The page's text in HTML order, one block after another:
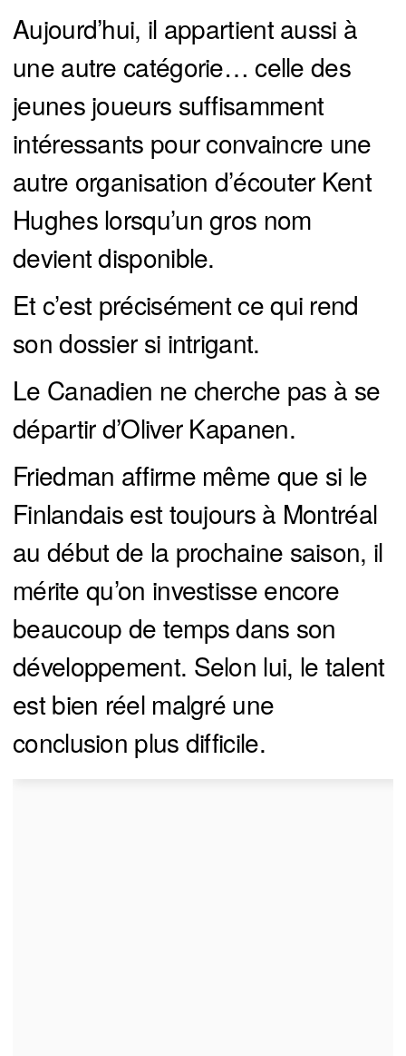
Aujourd’hui, il appartient aussi à
une autre catégorie… celle des
jeunes joueurs suffisamment
intéressants pour convaincre une
autre organisation d’écouter Kent
Hughes lorsqu’un gros nom
devient disponible.
Et c’est précisément ce qui rend
son dossier si intrigant.
Le Canadien ne cherche pas à se
départir d’Oliver Kapanen.
Friedman affirme même que si le
Finlandais est toujours à Montréal
au début de la prochaine saison, il
mérite qu’on investisse encore
beaucoup de temps dans son
développement. Selon lui, le talent
est bien réel malgré une
conclusion plus difficile.